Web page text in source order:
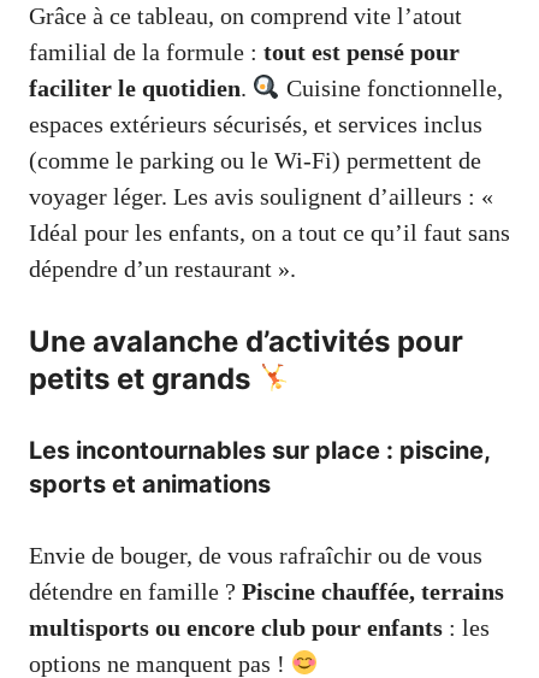
Grâce à ce tableau, on comprend vite l’atout
familial de la formule : tout est pensé pour
faciliter le quotidien.
Cuisine fonctionnelle,
espaces extérieurs sécurisés, et services inclus
(comme le parking ou le Wi-Fi) permettent de
voyager léger. Les avis soulignent d’ailleurs : «
Idéal pour les enfants, on a tout ce qu’il faut sans
dépendre d’un restaurant ».
Une avalanche d’activités pour
petits et grands
Les incontournables sur place : piscine,
sports et animations
Envie de bouger, de vous rafraîchir ou de vous
détendre en famille ? Piscine chauffée, terrains
multisports ou encore club pour enfants : les
options ne manquent pas !